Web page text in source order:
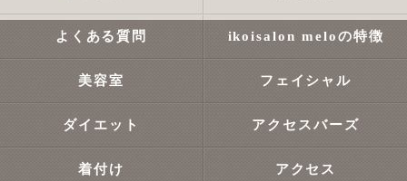
よくある質問 ikoisalon meloの特徴
美容室 フェイシャル
ダイエット アクセスバーズ
着付け アクセス